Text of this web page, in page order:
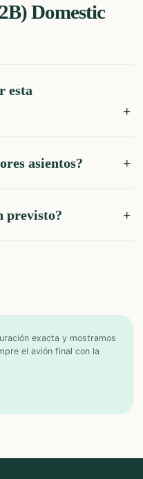
Domestic
esta
asientos?
previsto?
exacta y mostramos
el avión final con la